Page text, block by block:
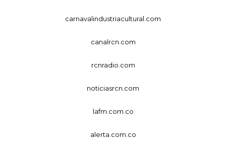
carnavalindustriacultural.com
canalrcn.com
rcnradio.com
noticiasrcn.com
lafm.com.co
alerta.com.co